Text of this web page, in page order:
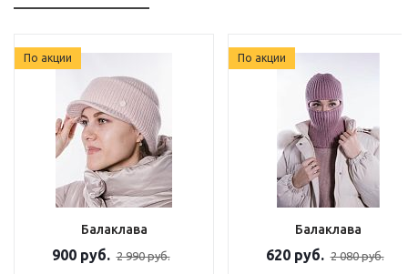
По акции
Балаклава
900 руб. 2 990 руб.
По акции
Балаклава
620 руб. 2 080 руб.